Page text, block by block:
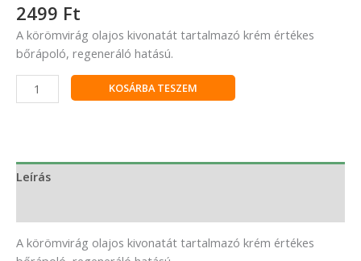
2499 Ft
A körömvirág olajos kivonatát tartalmazó krém értékes
bőrápoló, regeneráló hatású.
KOSÁRBA TESZEM
Leírás
A körömvirág olajos kivonatát tartalmazó krém értékes